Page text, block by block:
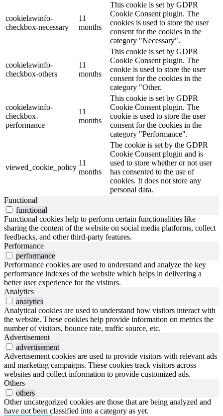
cookielawinfo-
checkbox-necessary
11
months
This cookie is set by GDPR
Cookie Consent plugin. The
cookies is used to store the user
consent for the cookies in the
category "Necessary".
cookielawinfo-
checkbox-others
11
months
This cookie is set by GDPR
Cookie Consent plugin. The
cookie is used to store the user
consent for the cookies in the
category "Other.
cookielawinfo-
checkbox-
performance
11
months
This cookie is set by GDPR
Cookie Consent plugin. The
cookie is used to store the user
consent for the cookies in the
category "Performance".
viewed_cookie_policy
11
months
The cookie is set by the GDPR
Cookie Consent plugin and is
used to store whether or not user
has consented to the use of
cookies. It does not store any
personal data.
Functional
functional
Functional cookies help to perform certain functionalities like
sharing the content of the website on social media platforms, collect
feedbacks, and other third-party features.
Performance
performance
Performance cookies are used to understand and analyze the key
performance indexes of the website which helps in delivering a
better user experience for the visitors.
Analytics
analytics
Analytical cookies are used to understand how visitors interact with
the website. These cookies help provide information on metrics the
number of visitors, bounce rate, traffic source, etc.
Advertisement
advertisement
Advertisement cookies are used to provide visitors with relevant ads
and marketing campaigns. These cookies track visitors across
websites and collect information to provide customized ads.
Others
others
Other uncategorized cookies are those that are being analyzed and
have not been classified into a category as yet.